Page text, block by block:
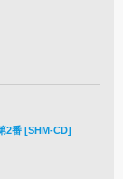
2番 [SHM-CD]